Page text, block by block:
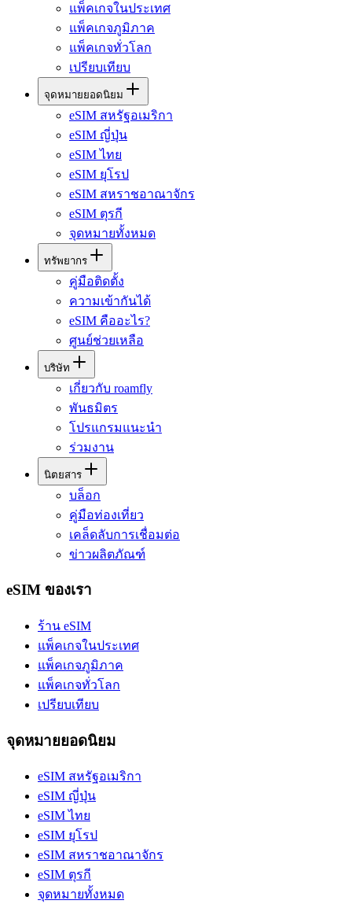
แพ็คเกจในประเทศ
แพ็คเกจภูมิภาค
แพ็คเกจทั่วโลก
เปรียบเทียบ
จุดหมายยอดนิยม
eSIM สหรัฐอเมริกา
eSIM ญี่ปุ่น
eSIM ไทย
eSIM ยุโรป
eSIM สหราชอาณาจักร
eSIM ตุรกี
จุดหมายทั้งหมด
ทรัพยากร
คู่มือติดตั้ง
ความเข้ากันได้
eSIM คืออะไร?
ศูนย์ช่วยเหลือ
บริษัท
เกี่ยวกับ roamfly
พันธมิตร
โปรแกรมแนะนำ
ร่วมงาน
นิตยสาร
บล็อก
คู่มือท่องเที่ยว
เคล็ดลับการเชื่อมต่อ
ข่าวผลิตภัณฑ์
eSIM ของเรา
ร้าน eSIM
แพ็คเกจในประเทศ
แพ็คเกจภูมิภาค
แพ็คเกจทั่วโลก
เปรียบเทียบ
จุดหมายยอดนิยม
eSIM สหรัฐอเมริกา
eSIM ญี่ปุ่น
eSIM ไทย
eSIM ยุโรป
eSIM สหราชอาณาจักร
eSIM ตุรกี
จุดหมายทั้งหมด